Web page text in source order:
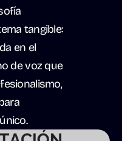
tangible:
en el
de voz que